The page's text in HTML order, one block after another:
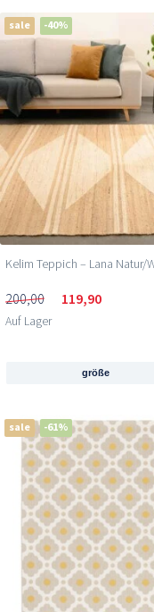
sale -40%
Kelim Teppich – Lana Natur/
200,00 119,90
Auf Lager
größe
sale -61%